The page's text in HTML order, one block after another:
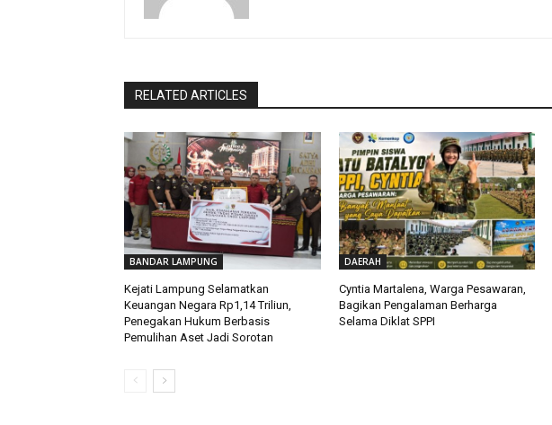
RELATED ARTICLES
BANDAR LAMPUNG
Kejati Lampung Selamatkan
Keuangan Negara Rp1,14 Triliun,
Penegakan Hukum Berbasis
Pemulihan Aset Jadi Sorotan
DAERAH
Cyntia Martalena, Warga Pesawaran,
Bagikan Pengalaman Berharga
Selama Diklat SPPI